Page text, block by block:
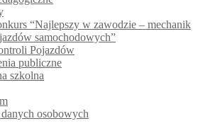
“Najlepszy w zawodzie – mechanik
samochodowych”
Pojazdów
publiczne
szkolna
osobowych